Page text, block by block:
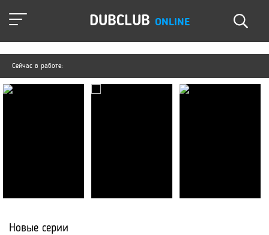
DUBCLUB ONLINE
Сейчас в работе:
Новые серии